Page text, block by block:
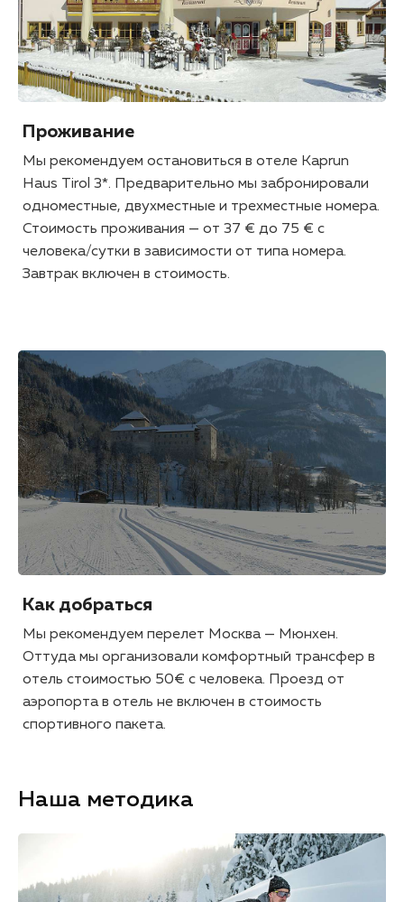
Проживание
Мы рекомендуем остановиться в отеле Kaprun
Haus Tirol 3*. Предварительно мы забронировали
одноместные, двухместные и трехместные номера.
Стоимость проживания — от 37 € до 75 € с
человека/сутки в зависимости от типа номера.
Завтрак включен в стоимость.
Как добраться
Мы рекомендуем перелет Москва — Мюнхен.
Оттуда мы организовали комфортный трансфер в
отель стоимостью 50€ с человека. Проезд от
аэропорта в отель не включен в стоимость
спортивного пакета.
Наша методика